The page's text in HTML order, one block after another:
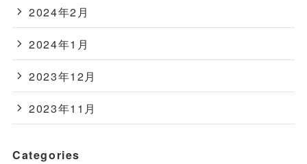
2024年2月
2024年1月
2023年12月
2023年11月
Categories